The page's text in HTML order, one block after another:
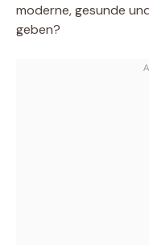
moderne, gesunde
geben?